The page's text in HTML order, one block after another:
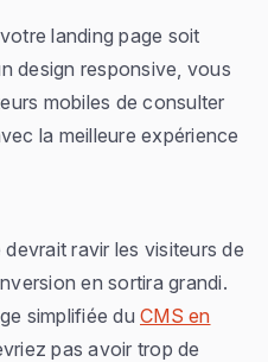
landing page soit
design responsive, vous
mobiles de consulter
la meilleure expérience
devrait ravir les visiteurs de
en sortira grandi.
simplifiée du CMS en
pas avoir trop de